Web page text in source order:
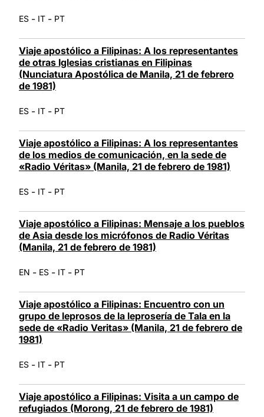
ES - IT - PT
Viaje apostólico a Filipinas: A los representantes
de otras Iglesias cristianas en Filipinas
(Nunciatura Apostólica de Manila, 21 de febrero
de 1981)
ES - IT - PT
Viaje apostólico a Filipinas: A los representantes
de los medios de comunicación, en la sede de
«Radio Véritas» (Manila, 21 de febrero de 1981)
ES - IT - PT
Viaje apostólico a Filipinas: Mensaje a los pueblos
de Asia desde los micrófonos de Radio Véritas
(Manila, 21 de febrero de 1981)
EN - ES - IT - PT
Viaje apostólico a Filipinas: Encuentro con un
grupo de leprosos de la leprosería de Tala en la
sede de «Radio Veritas» (Manila, 21 de febrero de
1981)
ES - IT - PT
Viaje apostólico a Filipinas: Visita a un campo de
refugiados (Morong, 21 de febrero de 1981)